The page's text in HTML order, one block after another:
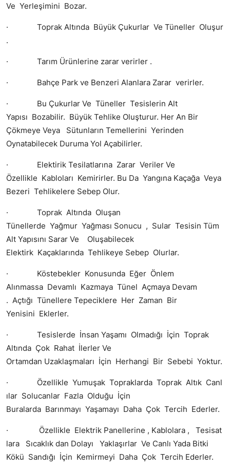
Ve Yerleşimini Bozar.
· Toprak Altında Büyük Çukurlar Ve Tüneller Oluşur
.
· Tarım Ürünlerine zarar verirler .
· Bahçe Park ve Benzeri Alanlara Zarar verirler.
· Bu Çukurlar Ve Tüneller Tesislerin Alt
Yapısı Bozabilir. Büyük Tehlike Oluşturur. Her An Bir
Çökmeye Veya Sütunların Temellerini Yerinden
Oynatabilecek Duruma Yol Açabilirler.
· Elektirik Tesilatlarına Zarar Veriler Ve
Özellikle Kabloları Kemirirler. Bu Da Yangına Kaçağa Veya
Bezeri Tehlikelere Sebep Olur.
· Toprak Altında Oluşan
Tünellerde Yağmur Yağması Sonucu , Sular Tesisin Tüm
Alt Yapısını Sarar Ve Oluşabilecek
Elektirk Kaçaklarında Tehlikeye Sebep Olurlar.
· Köstebekler Konusunda Eğer Önlem
Alınmassa Devamlı Kazmaya Tünel Açmaya Devam
. Açtığı Tünellere Tepeciklere Her Zaman Bir
Yenisini Eklerler.
· Tesislerde İnsan Yaşamı Olmadığı İçin Toprak
Altında Çok Rahat İlerler Ve
Ortamdan Uzaklaşmaları İçin Herhangi Bir Sebebi Yoktur.
· Özellikle Yumuşak Topraklarda Toprak Altık Canl
ılar Solucanlar Fazla Olduğu İçin
Buralarda Barınmayı Yaşamayı Daha Çok Tercih Ederler.
· Özellikle Elektrik Panellerine , Kablolara , Tesisat
lara Sıcaklık dan Dolayı Yaklaşırlar Ve Canlı Yada Bitki
Kökü Sandığı İçin Kemirmeyi Daha Çok Tercih Ederler.